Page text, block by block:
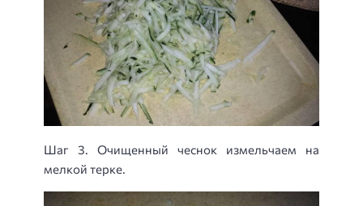
Шаг 3. Очищенный чеснок измельчаем на
мелкой терке.